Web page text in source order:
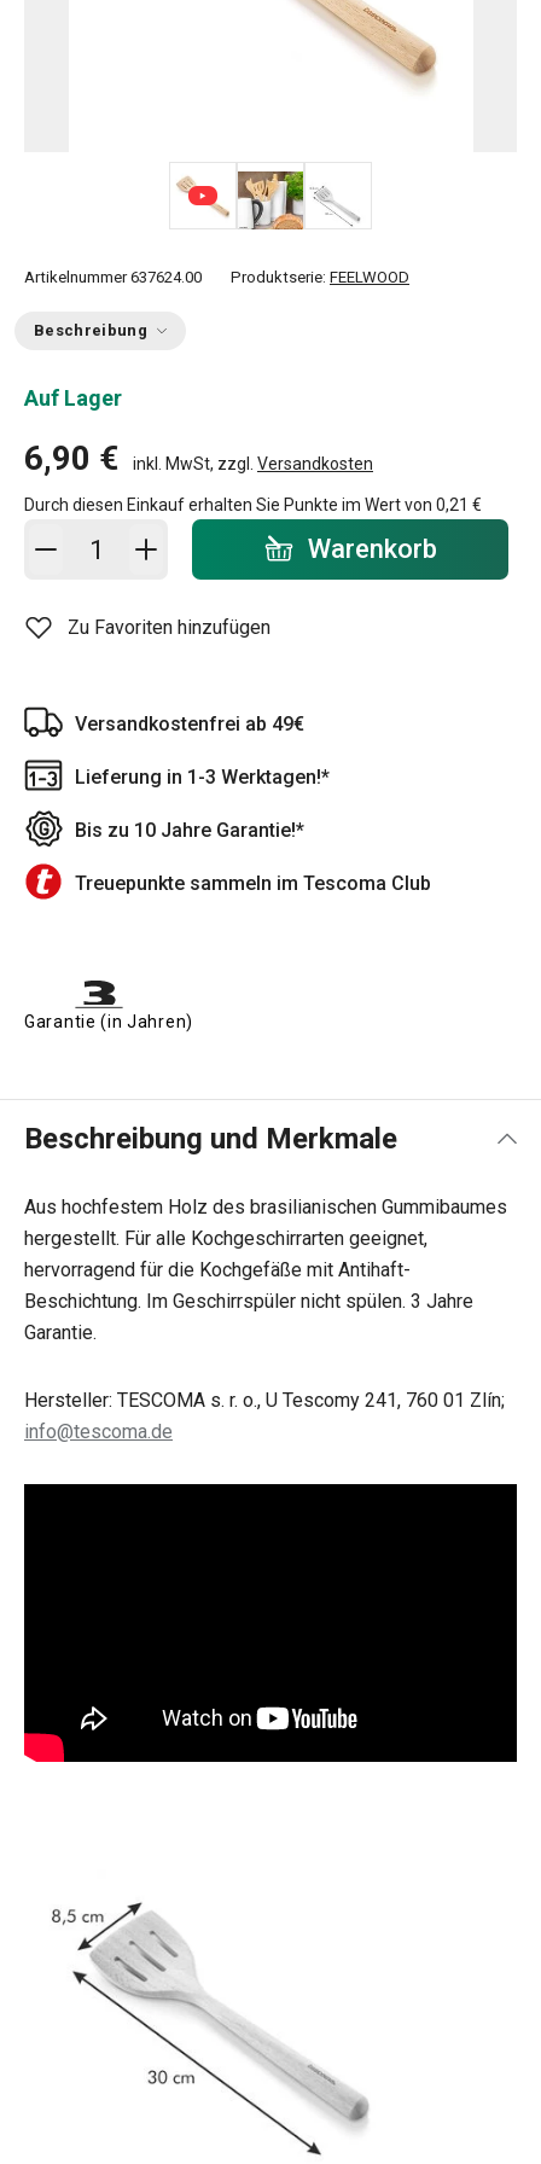
Artikelnummer 637624.00 Produktserie: FEELWOOD
Beschreibung
Auf Lager
6,90 € inkl. MwSt, zzgl. Versandkosten
Durch diesen Einkauf erhalten Sie Punkte im Wert von 0,21 €
In den Warenkorb - Menge Warenkorb
Zu Favoriten hinzufügen
Versandkostenfrei ab 49€
Lieferung in 1-3 Werktagen!*
Bis zu 10 Jahre Garantie!*
Treuepunkte sammeln im Tescoma Club
Garantie (in Jahren)
Beschreibung und Merkmale
Aus hochfestem Holz des brasilianischen Gummibaumes
hergestellt. Für alle Kochgeschirrarten geeignet,
hervorragend für die Kochgefäße mit Antihaft-
Beschichtung. Im Geschirrspüler nicht spülen. 3 Jahre
Garantie.
Hersteller: TESCOMA s. r. o., U Tescomy 241, 760 01 Zlín;
info@tescoma.de